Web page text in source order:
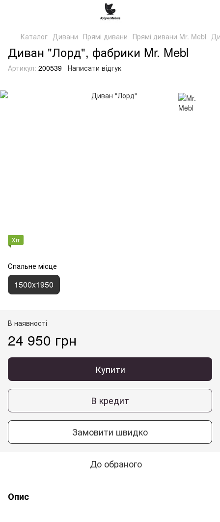
Каталог Дивани Прямі дивани Прямі дивани Mr. Mebl
Диван "Лорд", фабрики Mr. Mebl
Артикул: 200539 Написати відгук
Хіт
Спальне місце
1500x1950
В наявності
24 950 грн
Купити
В кредит
Замовити швидко
До обраного
Опис